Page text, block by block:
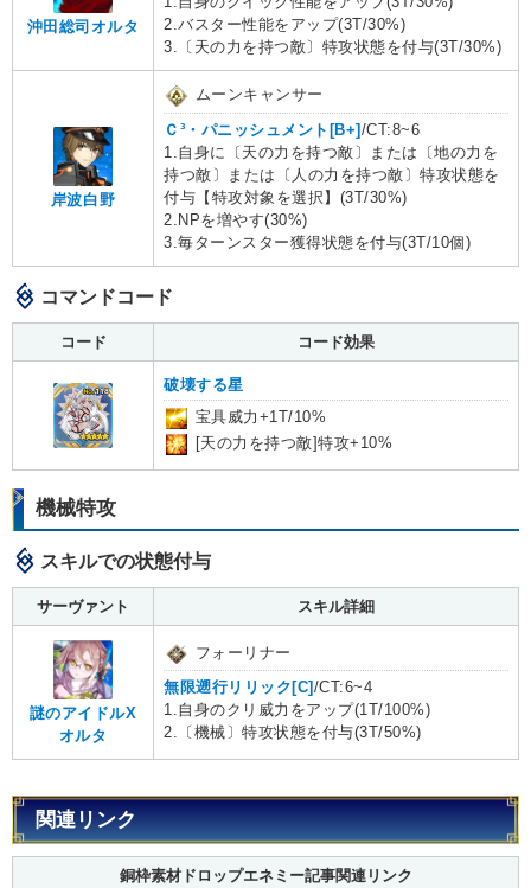
沖田総司オルタ
2.バスター性能をアップ(3T/30%)
3.〔天の力を持つ敵〕特攻状態を付与(3T/30%)
岸波白野
ムーンキャンサー
Ｃ³・パニッシュメント[B+] /CT:8~6
1.自身に〔天の力を持つ敵〕または〔地の力を
持つ敵〕または〔人の力を持つ敵〕特攻状態を
付与【特攻対象を選択】(3T/30%)
2.NPを増やす(30%)
3.毎ターンスター獲得状態を付与(3T/10個)
コマンドコード
コード コード効果
破壊する星
宝具威力+1T/10%
[天の力を持つ敵]特攻+10%
機械特攻
スキルでの状態付与
サーヴァント スキル詳細
謎のアイドルX
オルタ
フォーリナー
無限遡行リリック[C] /CT:6~4
1.自身のクリ威力をアップ(1T/100%)
2.〔機械〕特攻状態を付与(3T/50%)
関連リンク
銅枠素材ドロップエネミー記事関連リンク